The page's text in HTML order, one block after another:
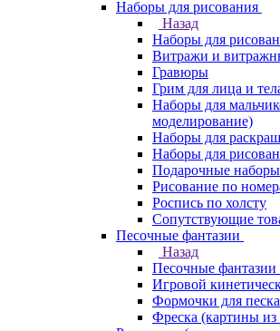
Наборы для рисования
Назад
Наборы для
Витражи и
Гравюры
Грим для лица и
Наборы для
моделирование)
Наборы для
Наборы для
Подарочные
Рисование по
Роспись по холсту
Сопутствующие
Песочные фантазии
Назад
Песочные фантазии
Игровой
Формочки для песка
Фреска (картины из